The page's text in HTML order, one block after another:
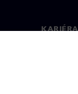
KARIÉRA